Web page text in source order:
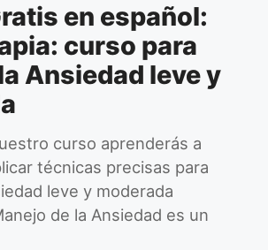
en español:
curso para
Ansiedad leve y
curso aprenderás a
técnicas precisas para
leve y moderada
de la Ansiedad es un